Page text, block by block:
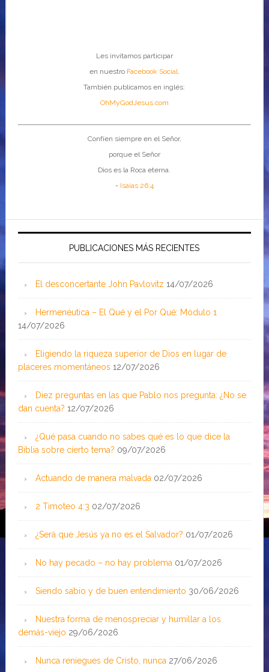
Les invitamos participar
en nuestro Facebook Social
También publicamos en inglés:
OhMyGodJesus.com
Confíen siempre en el Señor,
porque el Señor
Dios es la Roca eterna.
- Isaías 26:4
PUBLICACIONES MÁS RECIENTES
El desconcertante John Pavlovitz 14/07/2026
Hermenéutica – El Qué y el Por Qué: Módulo 1
14/07/2026
Eligiendo la riqueza superior de Dios en lugar de
placeres momentáneos 12/07/2026
Diez preguntas en las que Pablo nos pregunta: ¿No se
dan cuenta? 12/07/2026
¿Qué pasa cuando no sabes qué es lo que dice la
Biblia sobre cierto tema? 09/07/2026
Actuando de manera malvada 02/07/2026
2 Timoteo 4:3 02/07/2026
¿Será que Jesús ya no es el Salvador? 01/07/2026
No hay pecado – no hay problema 01/07/2026
Siendo sabio y de buen entendimiento 30/06/2026
Nuestra forma de menospreciar y humillar a los
demás-viejo 29/06/2026
Nunca reniegues de Cristo, nunca 27/06/2026